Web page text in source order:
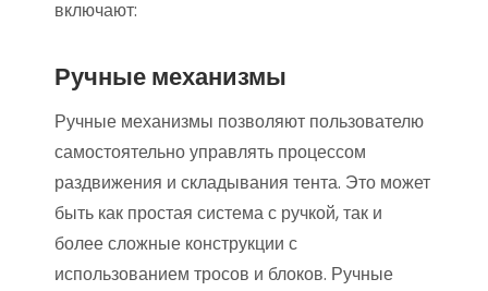
включают:
Ручные механизмы
Ручные механизмы позволяют пользователю
самостоятельно управлять процессом
раздвижения и складывания тента. Это может
быть как простая система с ручкой, так и
более сложные конструкции с
использованием тросов и блоков. Ручные